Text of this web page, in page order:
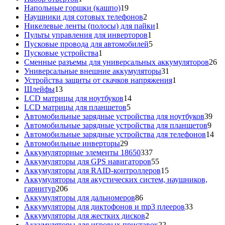
товар
Напольные горшки (кашпо)1919
товаров
Наушники для сотовых телефонов2
товара
Никелевые ленты (полосы) для пайки1
Пульты управления для инверторов1
товар
Пусковые провода для автомобилей55
Пусковые устройства1
товар
Сменные разъемы для универсальных аккумуляторов2626
Универсальные внешние аккумуляторы31
товар
Устройства защиты от скачков напряжения1
Шлейфы1313
товаров
LCD матрицы для ноутбуков1414
LCD матрицы для планшетов55
товаров
Автомобильные зарядные устройства для ноутбуков3939
Автомобильные зарядные устройства для планшетов99
Автомобильные зарядные устройства для телефонов1414
Автомобильные инверторы2929
товаров
Аккумуляторные элементы 18650337337
товаров
Аккумуляторы для GPS навигаторов5555
товаров
Аккумуляторы для RAID-контроллеров1515
товаров
Аккумуляторы для акустических систем, наушников,
гарнитур206206
товаров
Аккумуляторы для дальномеров8686
товаров
Аккумуляторы для диктофонов и mp3 плееров3333
Аккумуляторы для жестких дисков2